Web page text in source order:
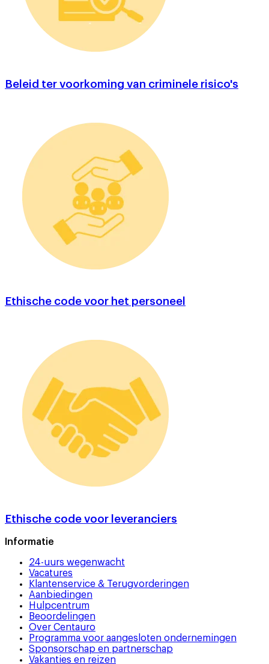
Beleid ter voorkoming van criminele risico's
Ethische code voor het personeel
Ethische code voor leveranciers
Informatie
24-uurs wegenwacht
Vacatures
Klantenservice & Terugvorderingen
Aanbiedingen
Hulpcentrum
Beoordelingen
Over Centauro
Programma voor aangesloten ondernemingen
Sponsorschap en partnerschap
Vakanties en reizen